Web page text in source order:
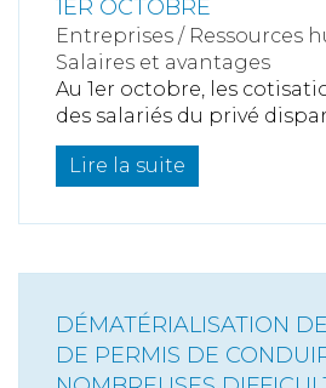
1ER OCTOBRE
Entreprises / Ressources
Salaires et avantages
Au 1er octobre, les
des salariés du privé
Lire la suite
DÉMATÉRIALISATION
DE PERMIS DE